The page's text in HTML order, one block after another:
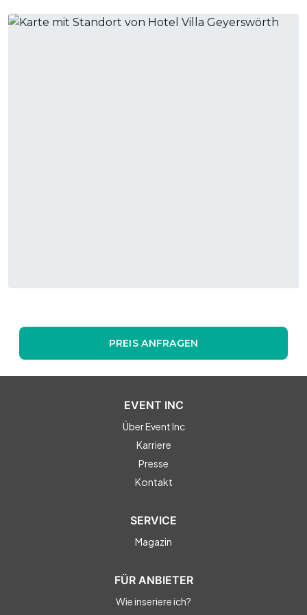
PREIS ANFRAGEN
EVENT INC
Über Event Inc
Karriere
Presse
Kontakt
SERVICE
Magazin
FÜR ANBIETER
Wie inseriere ich?